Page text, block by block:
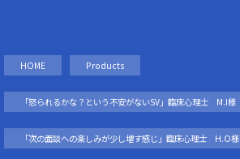
HOME Products
「怒られるかな？という不安がないSV」臨床心理士 M.I様
「次の面談への楽しみが少し増す感じ」臨床心理士 H.O様